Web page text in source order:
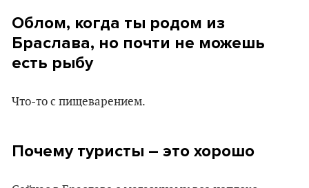
Облом, когда ты родом из
Браслава, но почти не можешь
есть рыбу
Что-то с пищеварением.
Почему туристы – это хорошо